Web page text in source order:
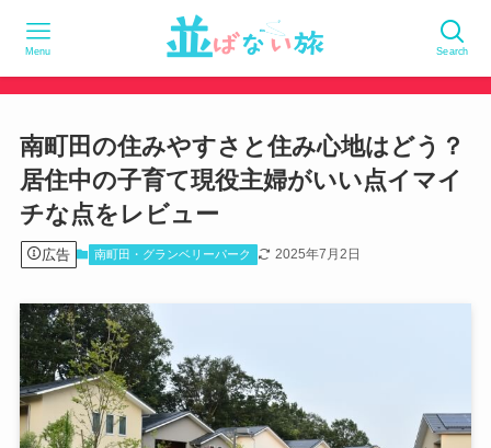
Search
Menu
南町田の住みやすさと住み心地はどう？
居住中の子育て現役主婦がいい点イマイ
チな点をレビュー
広告 南町田・グランベリーパーク 2025年7月2日